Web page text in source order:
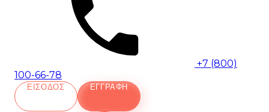
+7 (800)
100-66-78
ΕΊΣΟΔΟΣ ΕΓΓΡΑΦΉ